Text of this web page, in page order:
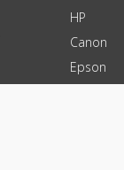
HP
Canon
Epson